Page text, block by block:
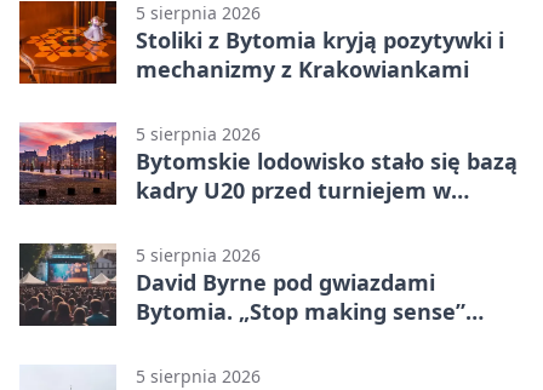
5 sierpnia 2026
Stoliki z Bytomia kryją pozytywki i
mechanizmy z Krakowiankami
5 sierpnia 2026
Bytomskie lodowisko stało się bazą
kadry U20 przed turniejem w
5 sierpnia 2026
David Byrne pod gwiazdami
Bytomia. „Stop making sense”
5 sierpnia 2026